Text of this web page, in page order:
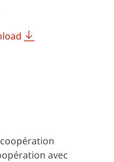
avec